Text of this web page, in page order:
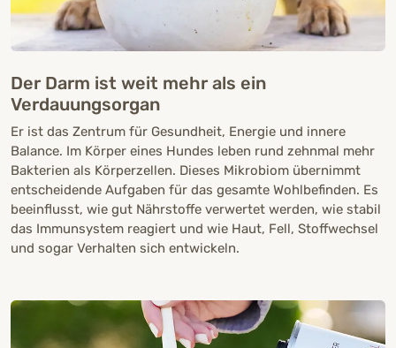
Der Darm ist weit mehr als ein
Verdauungsorgan
Er ist das Zentrum für Gesundheit, Energie und innere
Balance. Im Körper eines Hundes leben rund zehnmal mehr
Bakterien als Körperzellen. Dieses Mikrobiom übernimmt
entscheidende Aufgaben für das gesamte Wohlbefinden. Es
beeinflusst, wie gut Nährstoffe verwertet werden, wie stabil
das Immunsystem reagiert und wie Haut, Fell, Stoffwechsel
und sogar Verhalten sich entwickeln.